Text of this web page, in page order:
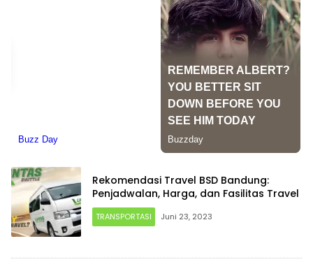
Rekomendasi Travel BSD Bandung:
Penjadwalan, Harga, dan Fasilitas Travel
TRANSPORTASI Juni 23, 2023